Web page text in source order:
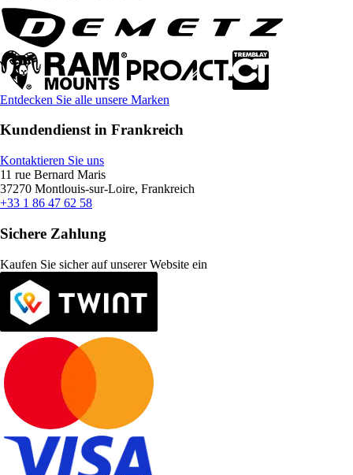
Entdecken Sie alle unsere Marken
Kundendienst in Frankreich
Kontaktieren Sie uns
11 rue Bernard Maris
37270 Montlouis-sur-Loire, Frankreich
+33 1 86 47 62 58
Sichere Zahlung
Kaufen Sie sicher auf unserer Website ein